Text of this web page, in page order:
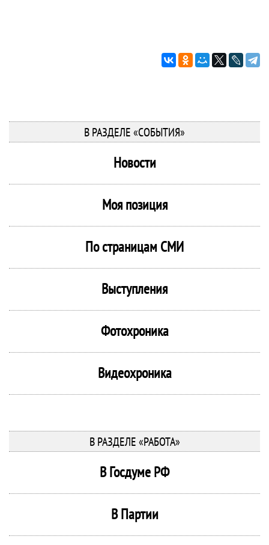
В РАЗДЕЛЕ «СОБЫТИЯ»
Новости
Моя позиция
По страницам СМИ
Выступления
Фотохроника
Видеохроника
В РАЗДЕЛЕ «РАБОТА»
В Госдуме РФ
В Партии